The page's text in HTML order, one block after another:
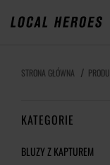
STRONA GŁÓWNA
KATEGORIE
BLUZY Z KAPTUREM